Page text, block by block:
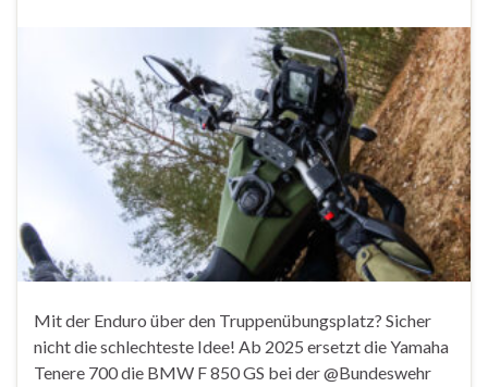
Mit der Enduro über den Truppenübungsplatz? Sicher
nicht die schlechteste Idee! Ab 2025 ersetzt die Yamaha
Tenere 700 die BMW F 850 GS bei der ‪@Bundeswehr‬